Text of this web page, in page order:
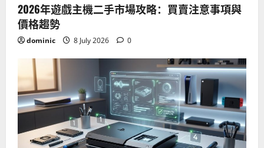
2026年遊戲主機二手市場攻略：買賣注意事項與
價格趨勢
dominic 8 July 2026 0